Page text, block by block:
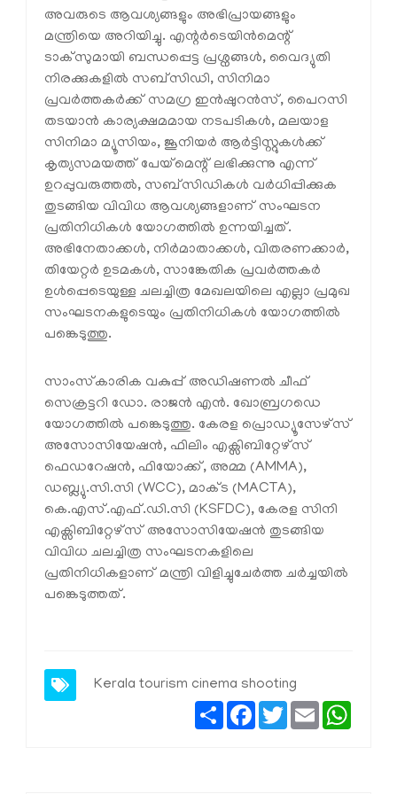
അവരുടെ ആവശ്യങ്ങളും അഭിപ്രായങ്ങളും
മന്ത്രിയെ അറിയിച്ചു. എന്റർടെയിൻമെന്റ്
ടാക്സുമായി ബന്ധപ്പെട്ട പ്രശ്നങ്ങൾ, വൈദ്യുതി
നിരക്കുകളിൽ സബ്‌സിഡി, സിനിമാ
പ്രവർത്തകർക്ക് സമഗ്ര ഇൻഷുറൻസ്, പൈറസി
തടയാൻ കാര്യക്ഷമമായ നടപടികൾ, മലയാള
സിനിമാ മ്യൂസിയം, ജൂനിയർ ആർട്ടിസ്റ്റുകൾക്ക്
കൃത്യസമയത്ത് പേയ്‌മെന്റ് ലഭിക്കുന്നു എന്ന്
ഉറപ്പുവരുത്തൽ, സബ്‌സിഡികൾ വർധിപ്പിക്കുക
തുടങ്ങിയ വിവിധ ആവശ്യങ്ങളാണ് സംഘടന
പ്രതിനിധികൾ യോഗത്തിൽ ഉന്നയിച്ചത്.
അഭിനേതാക്കൾ, നിർമാതാക്കൾ, വിതരണക്കാർ,
തിയേറ്റർ ഉടമകൾ, സാങ്കേതിക പ്രവർത്തകർ
ഉൾപ്പെടെയുള്ള ചലച്ചിത്ര മേഖലയിലെ എല്ലാ പ്രമുഖ
സംഘടനകളുടെയും പ്രതിനിധികൾ യോഗത്തിൽ
പങ്കെടുത്തു.
സാംസ്‌കാരിക വകുപ്പ് അഡിഷണൽ ചീഫ്
സെക്രട്ടറി ഡോ. രാജൻ എൻ. ഖോബ്രഗഡെ
യോഗത്തിൽ പങ്കെടുത്തു. കേരള പ്രൊഡ്യൂസേഴ്സ്
അസോസിയേഷൻ, ഫിലിം എക്സിബിറ്റേഴ്സ്
ഫെഡറേഷൻ, ഫിയോക്ക്, അമ്മ (AMMA),
ഡബ്ല്യു.സി.സി (WCC), മാക്ട (MACTA),
കെ.എസ്.എഫ്.ഡി.സി (KSFDC), കേരള സിനി
എക്സിബിറ്റേഴ്സ് അസോസിയേഷൻ തുടങ്ങിയ
വിവിധ ചലച്ചിത്ര സംഘടനകളിലെ
പ്രതിനിധികളാണ് മന്ത്രി വിളിച്ചുചേർത്ത ചർച്ചയിൽ
പങ്കെടുത്തത്.
Kerala tourism cinema shooting
ShareFacebook
TwitterEmail